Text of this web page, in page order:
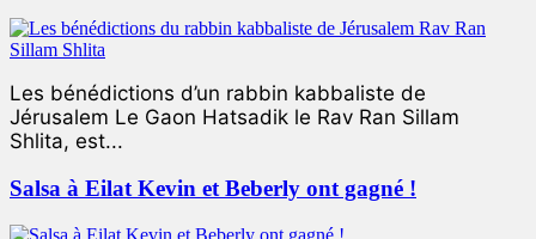
Les bénédictions d’un rabbin kabbaliste de
Jérusalem Le Gaon Hatsadik le Rav Ran Sillam
Shlita, est...
Salsa à Eilat Kevin et Beberly ont gagné !